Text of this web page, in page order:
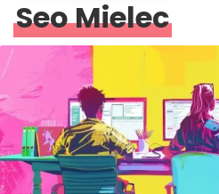
Seo Mielec